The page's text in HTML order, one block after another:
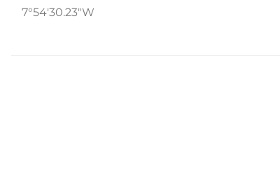
7°54'30.23"W